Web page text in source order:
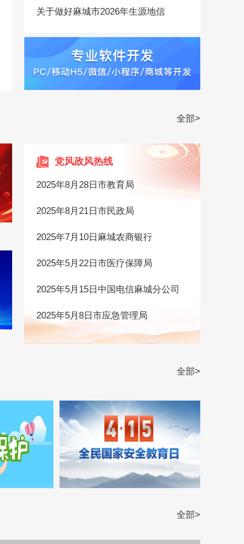
关于做好麻城市2026年生源地信
全部>
党风政风热线
2025年8月28日市教育局
2025年8月21日市民政局
2025年7月10日麻城农商银行
2025年5月22日市医疗保障局
2025年5月15日中国电信麻城分公司
2025年5月8日市应急管理局
全部>
全部>